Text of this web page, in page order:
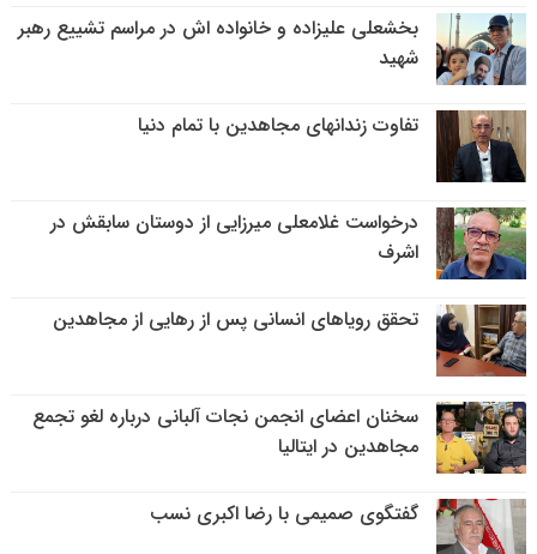
بخشعلی علیزاده و خانواده اش در مراسم تشییع رهبر
شهید
تفاوت زندانهای مجاهدین با تمام دنیا
درخواست غلامعلی میرزایی از دوستان سابقش در
اشرف
تحقق رویاهای انسانی پس از رهایی از مجاهدین
سخنان اعضای انجمن نجات آلبانی درباره لغو تجمع
مجاهدین در ایتالیا
گفتگوی صمیمی با رضا اکبری نسب